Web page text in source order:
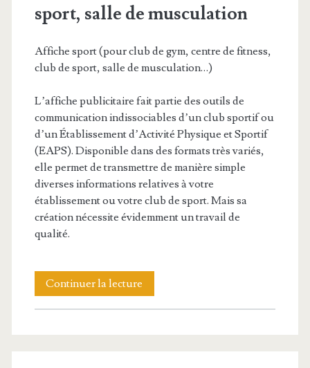
de
ball
sport, salle de musculation
Affiche sport (pour club de gym, centre de fitness,
club de sport, salle de musculation…)
L’affiche publicitaire fait partie des outils de
communication indissociables d’un club sportif ou
d’un Établissement d’Activité Physique et Sportif
(EAPS). Disponible dans des formats très variés,
elle permet de transmettre de manière simple
diverses informations relatives à votre
établissement ou votre club de sport. Mais sa
création nécessite évidemment un travail de
qualité.
Continuer la lecture
pour